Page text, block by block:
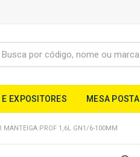
E EXPOSITORES MESA POSTA
MANTEIGA PROF 1,6L GN1/6-100MM